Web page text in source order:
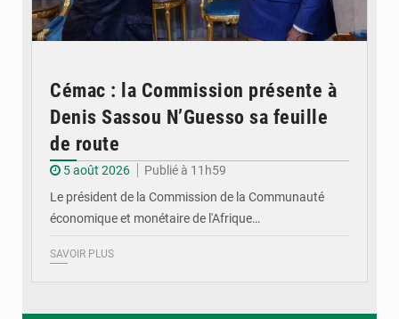
Cémac : la Commission présente à
Denis Sassou N’Guesso sa feuille
de route
5 août 2026
Publié à 11h59
Le président de la Commission de la Communauté
économique et monétaire de l'Afrique…
SAVOIR PLUS